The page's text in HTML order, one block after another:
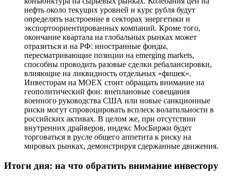
нефть около текущих уровней и курс рубля будут
определять настроение в секторах энергетики и
экспортоориентированных компаний. Кроме того,
окончание квартала на глобальных рынках может
отразиться и на РФ: иностранные фонды,
пересматривающие позиции на emerging markets,
способны проводить разовые сделки ребалансировки,
влияющие на ликвидность отдельных «фишек».
Инвесторам на MOEX стоит обращать внимание на
геополитический фон: внеплановые совещания
военного руководства США или новые санкционные
риски могут спровоцировать всплеск волатильности в
российских активах. В целом же, при отсутствии
внутренних драйверов, индекс МосБиржи будет
торговаться в русле общего аппетита к риску на
мировых рынках, демонстрируя сдержанные движения.
Итоги дня: на что обратить внимание инвестору